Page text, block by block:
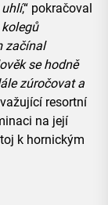
,“ pokračoval
začínal
se hodně
zúročovat a
resortní
na její
k hornickým